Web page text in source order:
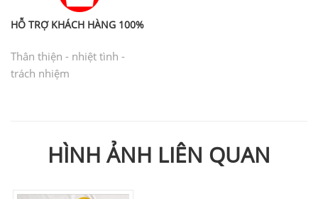
HỖ TRỢ KHÁCH HÀNG 100%
Thân thiện - nhiệt tình -
trách nhiệm
HÌNH ẢNH LIÊN QUAN